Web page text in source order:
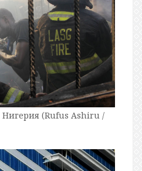
Нигерия (Rufus Ashiru /